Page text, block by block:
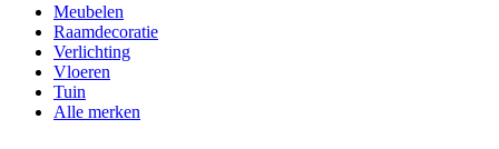
Meubelen
Raamdecoratie
Verlichting
Vloeren
Tuin
Alle merken